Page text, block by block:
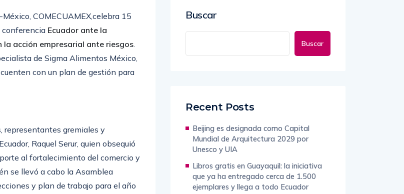
COMECUAMEX,celebra 15
conferencia Ecuador ante la
la acción empresarial ante riesgos.
de Sigma Alimentos México,
con un plan de gestión para
representantes gremiales y
Raquel Serur, quien obsequió
al fortalecimiento del comercio y
se llevó a cabo la Asamblea
y plan de trabajo para el año
Buscar
Buscar
Recent Posts
Beijing es designada como Capital
Mundial de Arquitectura 2029 por
Unesco y UIA
Libros gratis en Guayaquil: la iniciativa
que ya ha entregado cerca de 1.500
ejemplares y llega a todo Ecuador